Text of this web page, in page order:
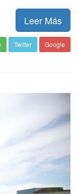
Leer Más
Twitter Google